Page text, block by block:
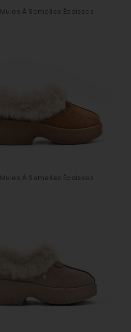
Mules À Semelles Épaisses
Mules À Semelles Épaisses